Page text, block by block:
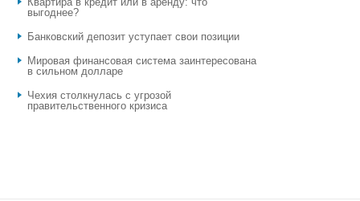
выгоднее?
​Банковский депозит уступает свои позиции
Мировая финансовая система заинтересована
в сильном долларе
Чехия столкнулась с угрозой
правительственного кризиса